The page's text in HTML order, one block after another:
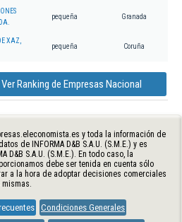
pequeña Granada
XAZ,
pequeña Coruña
Ver Ranking de Empresas Nacional
y toda la información de
de INFORMA D&B S.A.U. (S.M.E.) y es
D&B S.A.U. (S.M.E.). En todo caso, la
debe ser tenida en cuenta sólo
a la hora de adoptar decisiones comerciales
Condiciones Generales